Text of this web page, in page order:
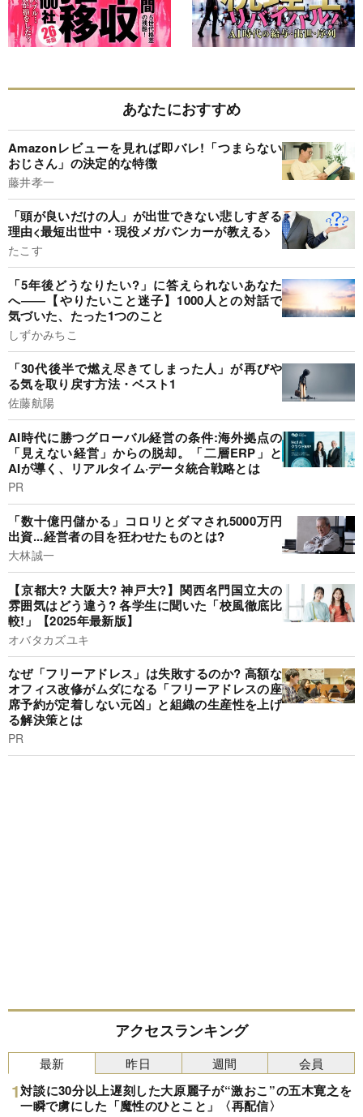
あなたにおすすめ
Amazonレビューを見れば即バレ!「つまらない
おじさん」の決定的な特徴
藤井孝一
「頭が良いだけの人」が出世できない悲しすぎる
理由<最短出世中・現役メガバンカーが教える>
たこす
「5年後どうなりたい?」に答えられないあなた
へ――【やりたいこと迷子】1000人との対話で
気づいた、たった1つのこと
しずかみちこ
「30代後半で燃え尽きてしまった人」が再びや
る気を取り戻す方法・ベスト1
佐藤航陽
AI時代に勝つグローバル経営の条件:海外拠点の
「見えない経営」からの脱却。「二層ERP」と
AIが導く、リアルタイム·データ統合戦略とは
PR
「数十億円儲かる」コロリとダマされ5000万円
出資...経営者の目を狂わせたものとは?
大林誠一
【京都大? 大阪大? 神戸大?】関西名門国立大の
雰囲気はどう違う? 各学生に聞いた「校風徹底比
較!」【2025年最新版】
オバタカズユキ
なぜ「フリーアドレス」は失敗するのか? 高額な
オフィス改修がムダになる「フリーアドレスの座
席予約が定着しない元凶」と組織の生産性を上げ
る解決策とは
PR
アクセスランキング
最新
対談に30分以上遅刻した大原麗子が“激おこ”の五木寛之を
一瞬で虜にした「魔性のひとこと」〈再配信〉
昨日 週間 会員